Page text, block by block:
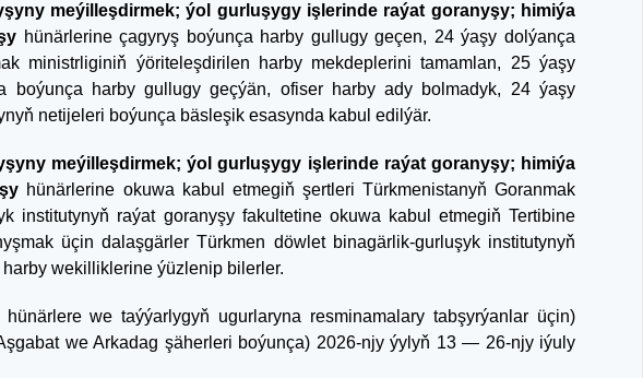
meýilleşdirmek; ýol gurluşygy işlerinde raýat goranyşy; himiýa
hünärlerine çagyryş boýunça harby gullugy geçen, 24 ýaşy dolýança
ministrliginiň ýöriteleşdirilen harby mekdeplerini tamamlan, 25 ýaşy
boýunça harby gullugy geçýän, ofiser harby ady bolmadyk, 24 ýaşy
netijeleri boýunça bäsleşik esasynda kabul edilýär.
meýilleşdirmek; ýol gurluşygy işlerinde raýat goranyşy; himiýa
hünärlerine okuwa kabul etmegiň şertleri Türkmenistanyň Goranmak
institutynyň raýat goranyşy fakultetine okuwa kabul etmegiň Tertibine
üçin dalaşgärler Türkmen döwlet binagärlik-gurluşyk institutynyň
wekilliklerine ýüzlenip bilerler.
we taýýarlygyň ugurlaryna resminamalary tabşyrýanlar üçin)
we Arkadag şäherleri boýunça) 2026-njy ýylyň 13 — 26-njy iýuly